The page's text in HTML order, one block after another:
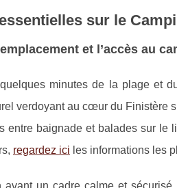
sur le
et l’accès au
minutes de la plage et
verdoyant au cœur du Finistère
entre baignade et balades sur le
regardez ici les informations les
avant un cadre calme et